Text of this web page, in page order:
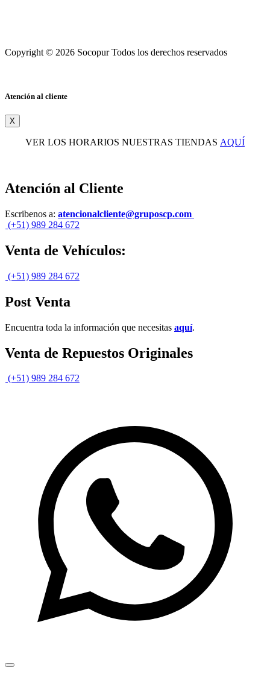
Copyright © 2026 Socopur Todos los derechos reservados
Atención al cliente
X
VER LOS HORARIOS NUESTRAS TIENDAS AQUÍ
Atención al Cliente
Escribenos a: atencionalcliente@gruposcp.com
(+51) 989 284 672
Venta de Vehículos:
(+51) 989 284 672
Post Venta
Encuentra toda la información que necesitas aquí.
Venta de Repuestos Originales
(+51) 989 284 672